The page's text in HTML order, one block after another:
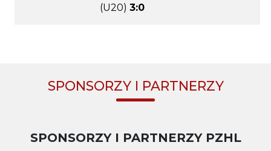
(U20) 3:0
SPONSORZY I PARTNERZY
SPONSORZY I PARTNERZY PZHL